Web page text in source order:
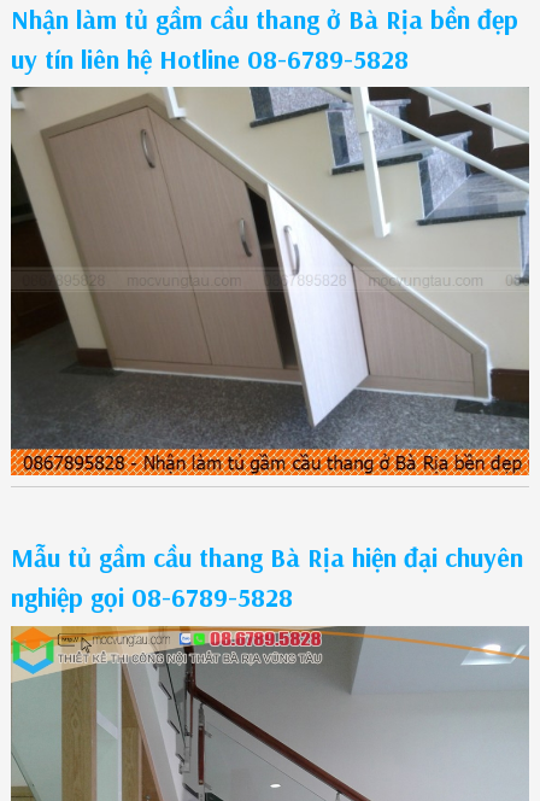
Nhận làm tủ gầm cầu thang ở Bà Rịa bền đẹp
uy tín liên hệ Hotline 08-6789-5828
Mẫu tủ gầm cầu thang Bà Rịa hiện đại chuyên
nghiệp gọi 08-6789-5828